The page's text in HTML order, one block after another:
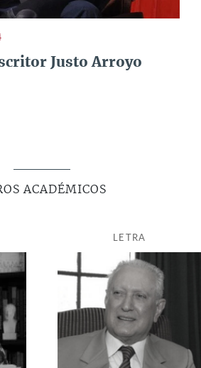
(novela, 2008). Ha sido traducido al
Justo Arroyo
ACADÉMICOS
LETRA